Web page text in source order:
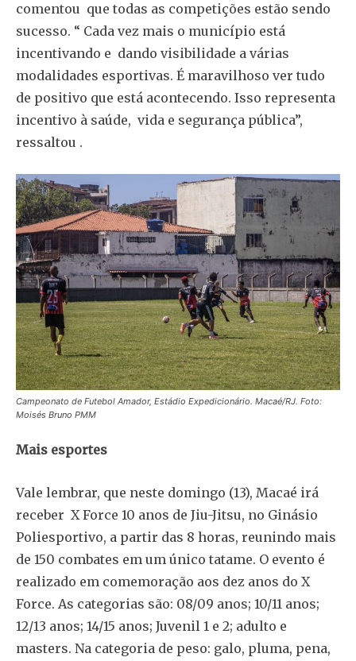
comentou que todas as competições estão sendo
sucesso. “ Cada vez mais o município está
incentivando e dando visibilidade a várias
modalidades esportivas. É maravilhoso ver tudo
de positivo que está acontecendo. Isso representa
incentivo à saúde, vida e segurança pública”,
ressaltou .
Campeonato de Futebol Amador, Estádio Expedicionário. Macaé/RJ. Foto:
Moisés Bruno PMM
Mais esportes
Vale lembrar, que neste domingo (13), Macaé irá
receber X Force 10 anos de Jiu-Jitsu, no Ginásio
Poliesportivo, a partir das 8 horas, reunindo mais
de 150 combates em um único tatame. O evento é
realizado em comemoração aos dez anos do X
Force. As categorias são: 08/09 anos; 10/11 anos;
12/13 anos; 14/15 anos; Juvenil 1 e 2; adulto e
masters. Na categoria de peso: galo, pluma, pena,